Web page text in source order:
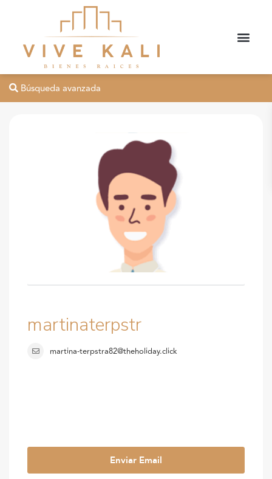
Búsqueda avanzada
martinaterpstr
martina-terpstra82@theholiday.click
Enviar Email